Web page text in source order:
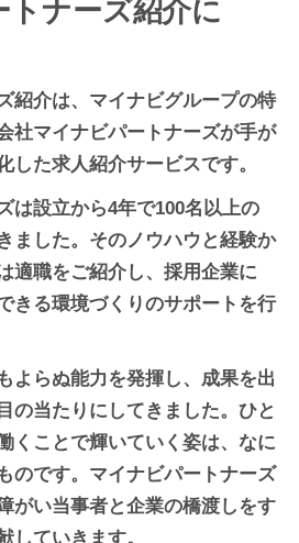
ナーズ紹介に
紹介は、マイナビグループの特
社マイナビパートナーズが手が
した求人紹介サービスです。
は設立から4年で100名以上の
ました。そのノウハウと経験か
適職をご紹介し、採用企業に
きる環境づくりのサポートを行
よらぬ能力を発揮し、成果を出
の当たりにしてきました。ひと
くことで輝いていく姿は、なに
のです。マイナビパートナーズ
がい当事者と企業の橋渡しをす
していきます。